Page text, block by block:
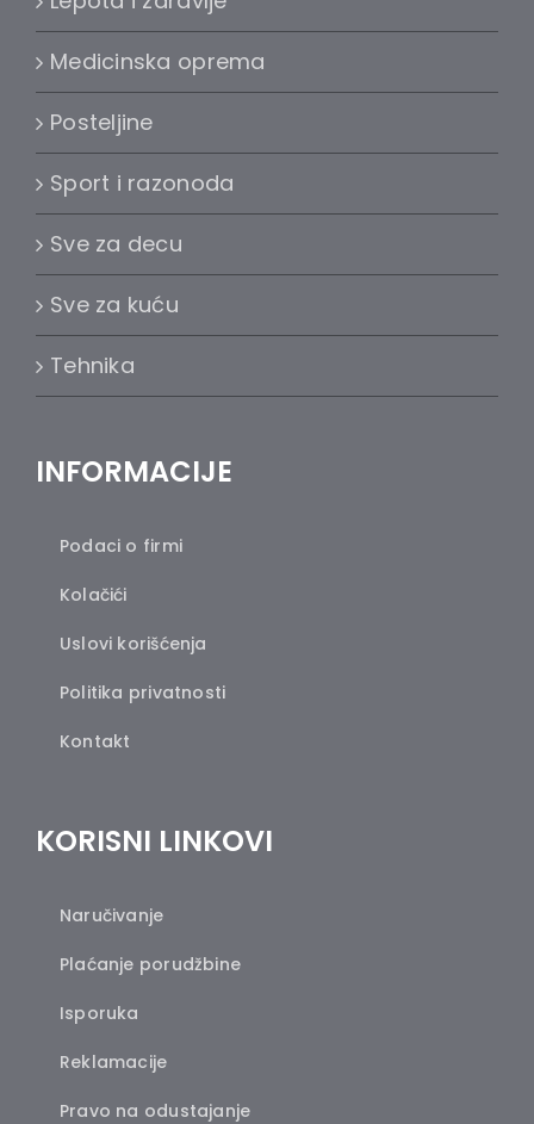
Medicinska oprema
Posteljine
Sport i razonoda
Sve za decu
Sve za kuću
Tehnika
INFORMACIJE
Podaci o firmi
Kolačići
Uslovi korišćenja
Politika privatnosti
Kontakt
KORISNI LINKOVI
Naručivanje
Plaćanje porudžbine
Isporuka
Reklamacije
Pravo na odustajanje